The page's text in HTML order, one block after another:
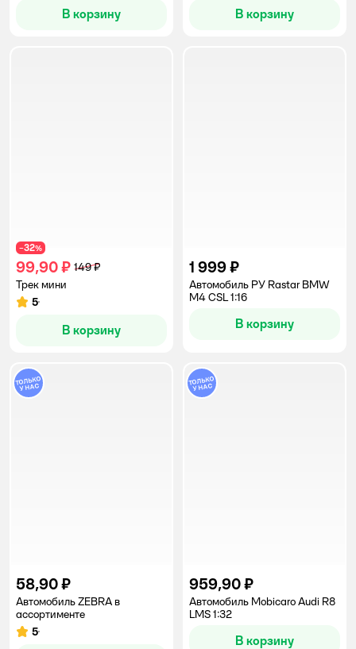
В корзину В корзину
−32%
99,90 ₽ 149 ₽
Трек мини
Рейтинг:
5
В корзину
1 999 ₽
Автомобиль РУ Rastar BMW
M4 CSL 1:16
В корзину
58,90 ₽
Автомобиль ZEBRA в
ассортименте
Рейтинг:
5
959,90 ₽
Автомобиль Mobicaro Audi R8
LMS 1:32
В корзину